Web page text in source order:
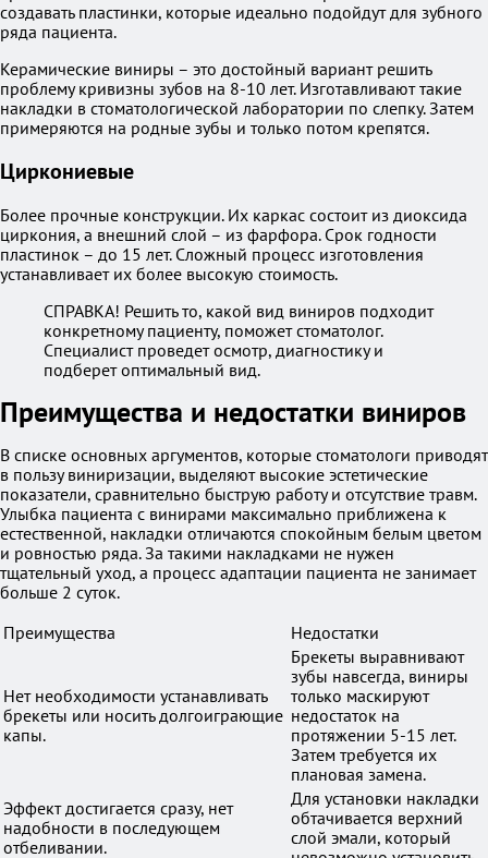
создавать пластинки, которые идеально подойдут для зубного
ряда пациента.
Керамические виниры – это достойный вариант решить
проблему кривизны зубов на 8-10 лет. Изготавливают такие
накладки в стоматологической лаборатории по слепку. Затем
примеряются на родные зубы и только потом крепятся.
Циркониевые
Более прочные конструкции. Их каркас состоит из диоксида
циркония, а внешний слой – из фарфора. Срок годности
пластинок – до 15 лет. Сложный процесс изготовления
устанавливает их более высокую стоимость.
СПРАВКА! Решить то, какой вид виниров подходит
конкретному пациенту, поможет стоматолог.
Специалист проведет осмотр, диагностику и
подберет оптимальный вид.
Преимущества и недостатки виниров
В списке основных аргументов, которые стоматологи приводят
в пользу виниризации, выделяют высокие эстетические
показатели, сравнительно быструю работу и отсутствие травм.
Улыбка пациента с винирами максимально приближена к
естественной, накладки отличаются спокойным белым цветом
и ровностью ряда. За такими накладками не нужен
тщательный уход, а процесс адаптации пациента не занимает
больше 2 суток.
Преимущества
Недостатки
Нет необходимости устанавливать
брекеты или носить долгоиграющие
капы.
Брекеты выравнивают
зубы навсегда, виниры
только маскируют
недостаток на
протяжении 5-15 лет.
Затем требуется их
плановая замена.
Эффект достигается сразу, нет
надобности в последующем
отбеливании.
Для установки накладки
обтачивается верхний
слой эмали, который